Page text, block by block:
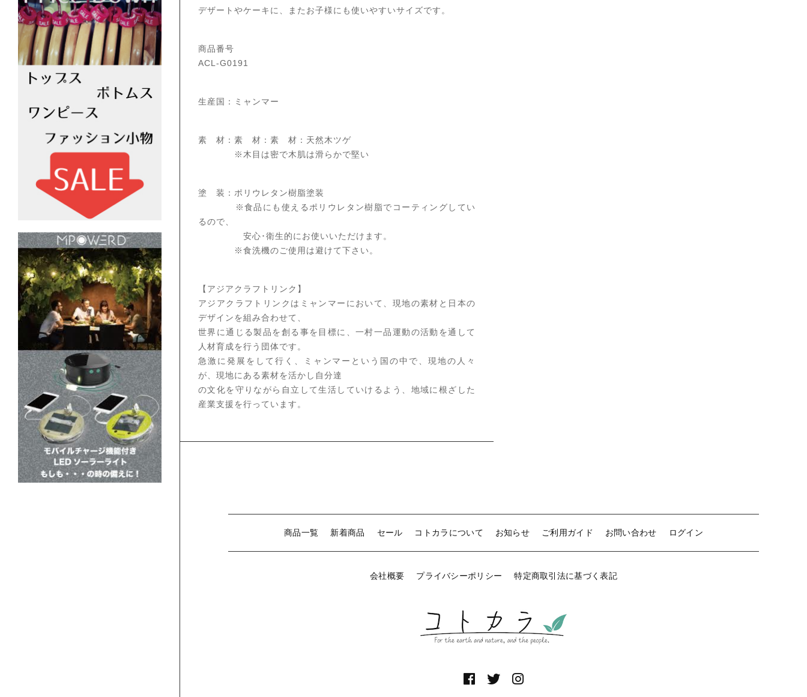
デザートやケーキに、またお子様にも使いやすいサイズです。
商品番号
ACL-G0191
生産国：ミャンマー
素 材：素 材：素 材：天然木ツゲ
※木目は密で木肌は滑らかで堅い
塗 装：ポリウレタン樹脂塗装
※食品にも使えるポリウレタン樹脂でコーティングしてい
るので、
安心･衛生的にお使いいただけます。
※食洗機のご使用は避けて下さい。
【アジアクラフトリンク】
アジアクラフトリンクはミャンマーにおいて、現地の素材と日本の
デザインを組み合わせて、
世界に通じる製品を創る事を目標に、一村一品運動の活動を通して
人材育成を行う団体です。
急激に発展をして行く、ミャンマーという国の中で、現地の人々
が、現地にある素材を活かし自分達
の文化を守りながら自立して生活していけるよう、地域に根ざした
産業支援を行っています。
商品一覧 新着商品 セール コトカラについて お知らせ ご利用ガイド お問い合わせ ログイン
会社概要 プライバシーポリシー 特定商取引法に基づく表記